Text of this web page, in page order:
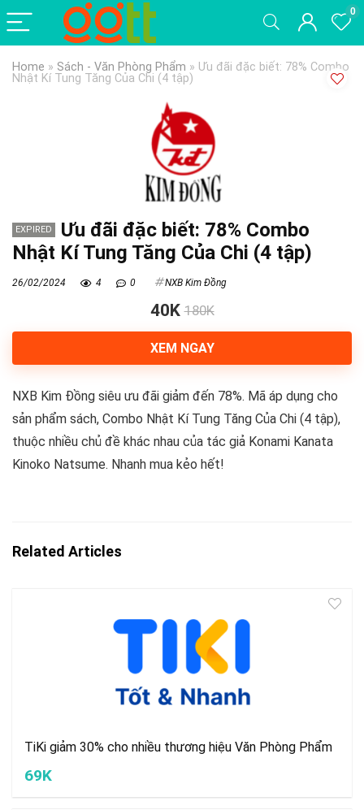
0
Home » Sách - Văn Phòng Phẩm » Ưu đãi đặc biết: 78% Combo
Nhật Kí Tung Tăng Của Chi (4 tập)
EXPIRED
Ưu đãi đặc biết: 78% Combo
Nhật Kí Tung Tăng Của Chi (4 tập)
26/02/2024 4 0 NXB Kim Đồng
40K 180K
XEM NGAY
NXB Kim Đồng siêu ưu đãi giảm đến 78%. Mã áp dụng cho
sản phẩm sách, Combo Nhật Kí Tung Tăng Của Chi (4 tập),
thuộc nhiều chủ đề khác nhau của tác giả Konami Kanata
Kinoko Natsume. Nhanh mua kẻo hết!
Related Articles
TiKi giảm 30% cho nhiều thương hiệu Văn Phòng Phẩm
69K